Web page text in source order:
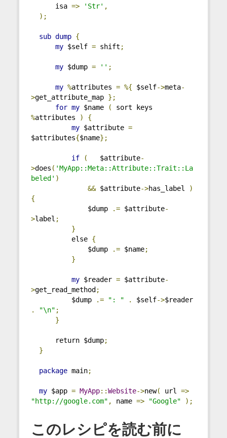
isa => 'Str' ,
);
sub dump {
my $self = shift ;
my $dump = '' ;
my %attributes = %{ $self->meta-
>get_attribute_map };
for my $name (
%attributes )
{
my $attribute =
$attributes{$name};
if ( $attribute-
>does ( 'MyApp::Meta::Attribute::Trait::La
beled' )
&& $attribute->has_label
)
{
$dump
.= $attribute-
>label ;
}
else {
$dump
.= $name;
}
my $reader = $attribute-
>get_read_method ;
$dump
.= ": " . $self->
$reader
.
"\n" ;
}
return $dump;
}
package main;
my $app = MyApp::Website->new( url =>
"http://google.com" , name => "Google" );
このレシピを読む前に